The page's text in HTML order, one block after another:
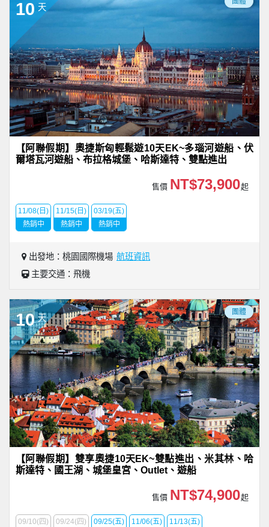
10 天
【阿聯假期】奧捷斯匈輕鬆遊10天EK~多瑙河遊船、伏
爾塔瓦河遊船、布拉格城堡、哈斯達特、雙點進出
售價 NT$73,900起
11/08(日)
熱銷中
11/15(日)
熱銷中
03/19(五)
熱銷中
出發地：桃園國際機場 航班資訊
主要交通：飛機
10 天
團體
【阿聯假期】雙享奧捷10天EK~雙點進出、米其林、哈
斯達特、國王湖、城堡皇宮、Outlet、遊船
售價 NT$74,900起
09/10(四)
09/24(四)
09/25(五)
11/06(五)
11/13(五)